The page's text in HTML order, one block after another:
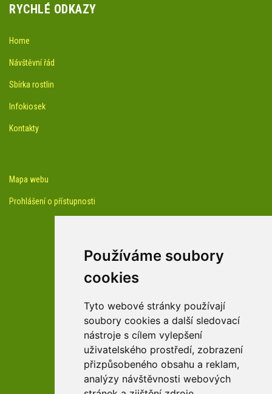
Používáme soubory
cookies
Tyto webové stránky používají
soubory cookies a další sledovací
nástroje s cílem vylepšení
uživatelského prostředí, zobrazení
přizpůsobeného obsahu a reklam,
analýzy návštěvnosti webových
RYCHLÉ ODKAZY
Home
Návštěvní řád
Sbírka rostlin
Infokiosek
Kontakty
Mapa webu
Prohlášení o přístupnosti
Youtube kanál arboreta